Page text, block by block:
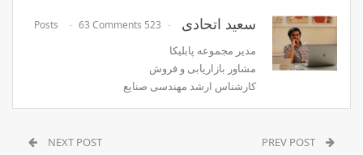
سعید اتحادی 523 Posts
63 Comments
مدیر مجموعه پابلیکا
مشاور بازاریابی و فروش
کارشناس ارشد مهندسی صنایع
NEXT POST